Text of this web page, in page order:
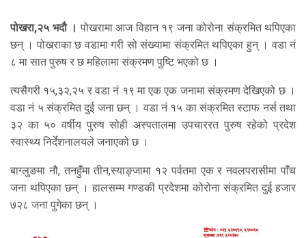
पोखरा,२५ भदौ । पोखरामा आज विहान १९ जना कोरोना संक्रमित थपिएका
छन् । पोखराका छ वडामा गरी सो संख्यामा संक्रमित थपिएका हुन् । वडा नं
८ मा सात पुरुष र छ महिलामा संक्रमण पुष्टि भएको छ ।
त्यसैगरी १५,३२,२५ र वडा नं १९ मा एक एक जनामा संक्रमण देखिएको छ ।
वडा नं ५ संक्रमित दुई जना छन् । वडा नं १५ का संक्रमित स्टाफ नर्स तथा
३२ का ५० वर्षीय पुरुष सोही अस्पतालमा उपचाररत पुरुष रहेको प्रदेश
स्वास्थ्य निर्देशनालयले जनाएको छ ।
बाग्लुङमा नौ, तनहुँमा तीन,स्याङ्जामा १२ पर्वतमा एक र नवलपरासीमा पाँच
जना थपिएका छन् । हालसम्म गण्डकी प्रदेशमा कोरोना संक्रमित दुई हजार
७२८ जना पुगेका छन् ।